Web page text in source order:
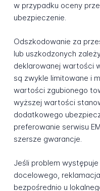
w przypadku oceny
ubezpieczenie.
Odszkodowanie za
lub uszkodzonych
deklarowanej wartości
są zwykle limitowane i
wartości zgubionego
wyższej wartości
dodatkowego
preferowanie serwisu
szersze gwarancje.
Jeśli problem
docelowego,
bezpośrednio u